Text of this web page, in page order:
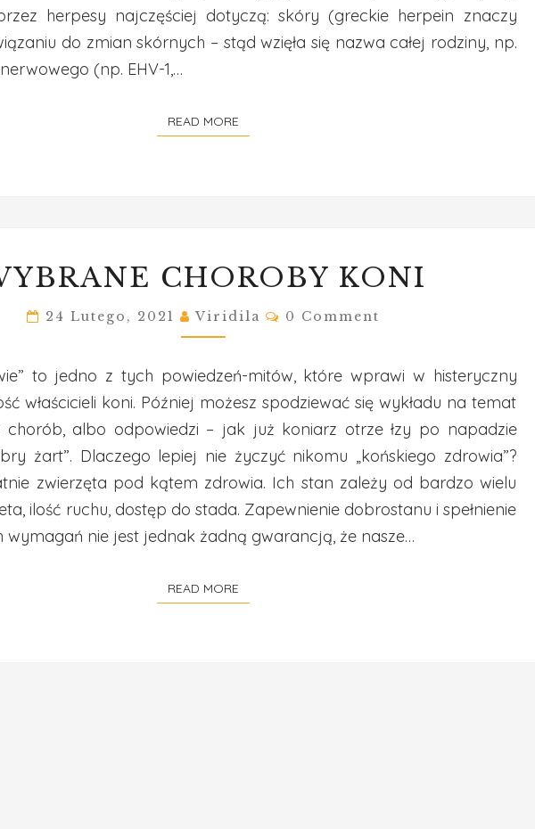
herpesy najczęściej dotyczą: skóry (greckie herpein znaczy
do zmian skórnych – stąd wzięła się nazwa całej rodziny, np.
nerwowego (np. EHV-1,…
READ MOREREAD MORE
CHOROBY
KONI
CHOROBY KONI
24 Lutego, 2021 Viridila Comments
0 Comment
to jedno z tych powiedzeń-mitów, które wprawi w histeryczny
właścicieli koni. Później możesz spodziewać się wykładu na temat
chorób, albo odpowiedzi – jak już koniarz otrze łzy po napadzie
żart”. Dlaczego lepiej nie życzyć nikomu „końskiego zdrowia”?
zwierzęta pod kątem zdrowia. Ich stan zależy od bardzo wielu
ilość ruchu, dostęp do stada. Zapewnienie dobrostanu i spełnienie
wymagań nie jest jednak żadną gwarancją, że nasze…
READ MOREREAD MORE